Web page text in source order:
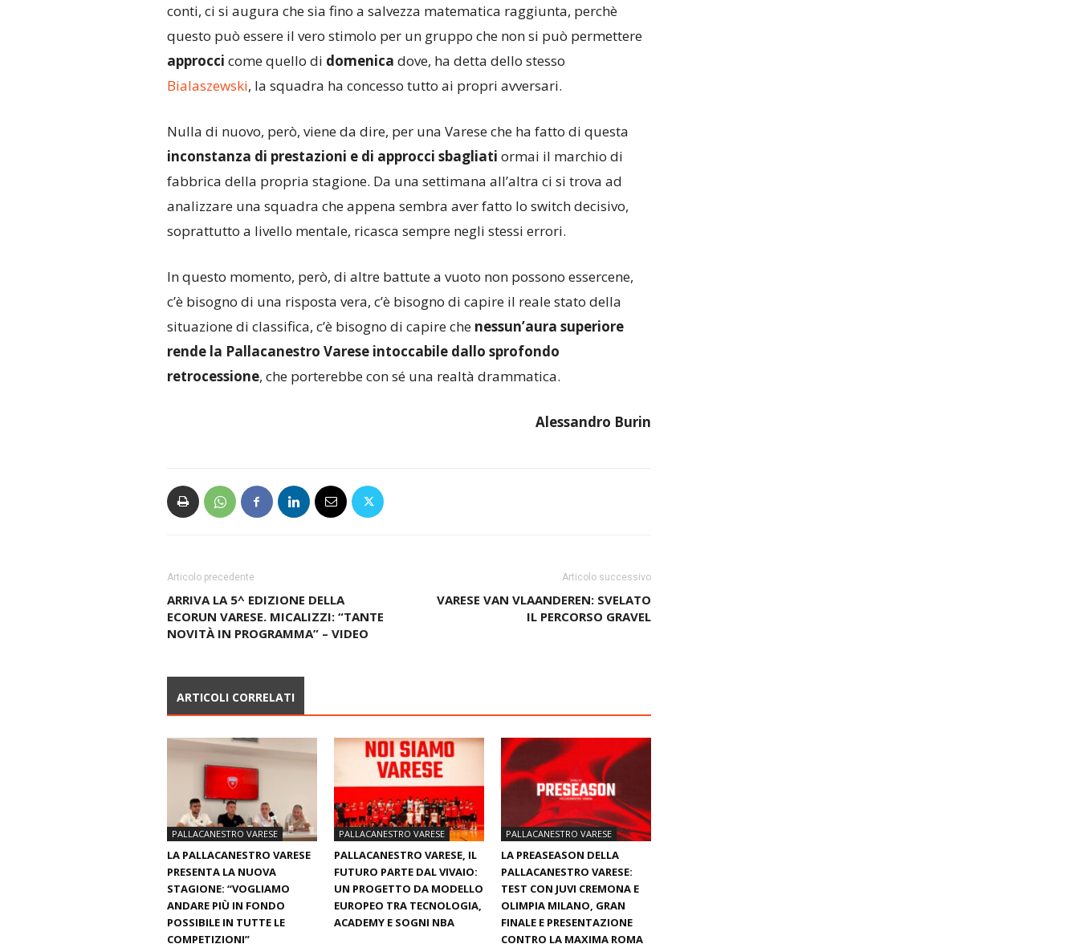
conti, ci si augura che sia fino a salvezza matematica raggiunta, perchè
questo può essere il vero stimolo per un gruppo che non si può permettere
approcci come quello di domenica dove, ha detta dello stesso
Bialaszewski, la squadra ha concesso tutto ai propri avversari.
Nulla di nuovo, però, viene da dire, per una Varese che ha fatto di questa
inconstanza di prestazioni e di approcci sbagliati ormai il marchio di
fabbrica della propria stagione. Da una settimana all’altra ci si trova ad
analizzare una squadra che appena sembra aver fatto lo switch decisivo,
soprattutto a livello mentale, ricasca sempre negli stessi errori.
In questo momento, però, di altre battute a vuoto non possono essercene,
c’è bisogno di una risposta vera, c’è bisogno di capire il reale stato della
situazione di classifica, c’è bisogno di capire chenessun’aura superiore
rende la Pallacanestro Varese intoccabile dallo sprofondo
retrocessione, che porterebbe con sé una realtà drammatica.
Alessandro Burin
Articolo precedente
ARRIVA LA 5^ EDIZIONE DELLA
ECORUN VARESE. MICALIZZI: “TANTE
NOVITÀ IN PROGRAMMA” – VIDEO
Articolo successivo
VARESE VAN VLAANDEREN: SVELATO
IL PERCORSO GRAVEL
ARTICOLI CORRELATI
PALLACANESTRO VARESE
LA PALLACANESTRO VARESE
PRESENTA LA NUOVA
STAGIONE: “VOGLIAMO
ANDARE PIÙ IN FONDO
POSSIBILE IN TUTTE LE
COMPETIZIONI”
PALLACANESTRO VARESE
PALLACANESTRO VARESE, IL
FUTURO PARTE DAL VIVAIO:
UN PROGETTO DA MODELLO
EUROPEO TRA TECNOLOGIA,
ACADEMY E SOGNI NBA
PALLACANESTRO VARESE
LA PREASEASON DELLA
PALLACANESTRO VARESE:
TEST CON JUVI CREMONA E
OLIMPIA MILANO, GRAN
FINALE E PRESENTAZIONE
CONTRO LA MAXIMA ROMA